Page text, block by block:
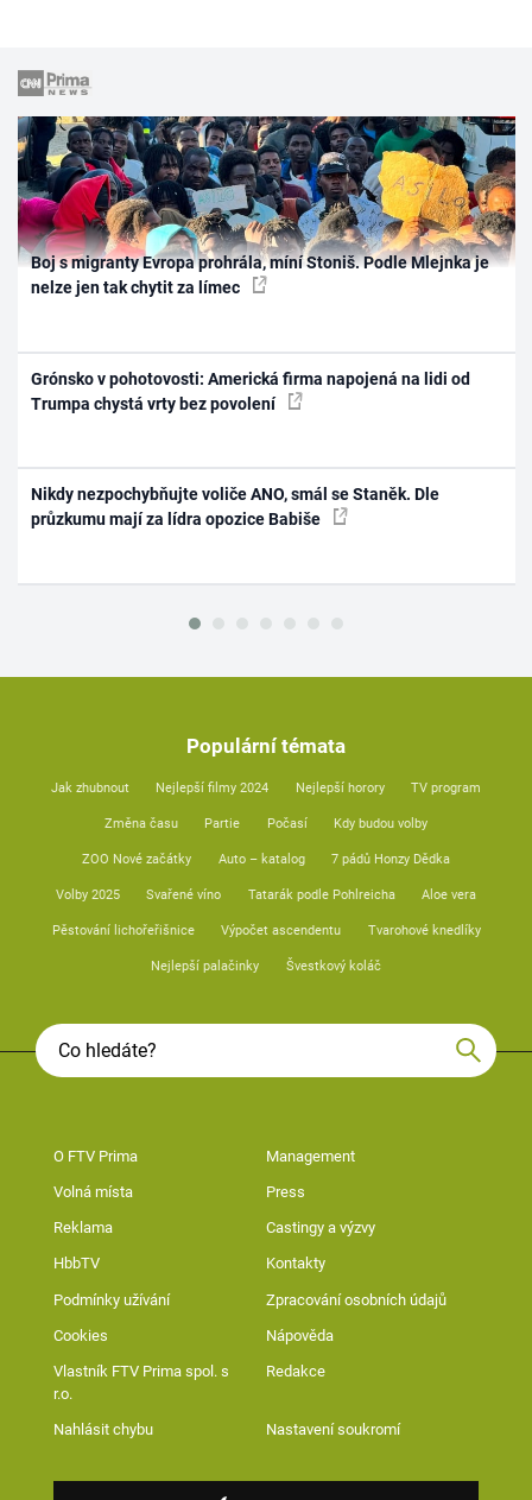
Boj s migranty Evropa prohrála, míní Stoniš. Podle Mlejnka je
nelze jen tak chytit za límec
Grónsko v pohotovosti: Americká firma napojená na lidi od
Trumpa chystá vrty bez povolení
Nikdy nezpochybňujte voliče ANO, smál se Staněk. Dle
průzkumu mají za lídra opozice Babiše
Populární témata
Jak zhubnout Nejlepší filmy 2024 Nejlepší horory TV program
Změna času Partie Počasí Kdy budou volby
ZOO Nové začátky Auto – katalog 7 pádů Honzy Dědka
Volby 2025 Svařené víno Tatarák podle Pohlreicha Aloe vera
Pěstování lichořeřišnice Výpočet ascendentu Tvarohové knedlíky
Nejlepší palačinky Švestkový koláč
O FTV Prima Management
Volná místa Press
Reklama Castingy a výzvy
HbbTV Kontakty
Podmínky užívání Zpracování osobních údajů
Cookies Nápověda
Vlastník FTV Prima spol. s
r.o.
Redakce
Nahlásit chybu Nastavení soukromí